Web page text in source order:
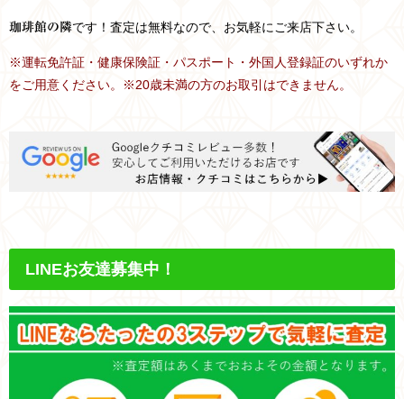
珈琲館の隣です！査定は無料なので、お気軽にご来店下さい。
※運転免許証・健康保険証・パスポート・外国人登録証のいずれか
をご用意ください。※20歳未満の方のお取引はできません。
LINEお友達募集中！